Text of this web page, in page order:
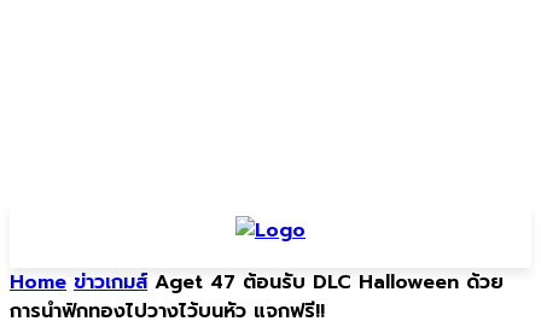
Home ข่าวเกมส์ Aget 47 ต้อนรับ DLC Halloween ด้วย
การนำฟักทองไปวางไว้บนหัว แจกฟรี!!